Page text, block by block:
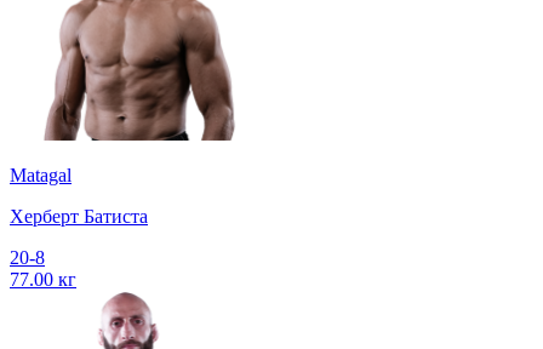
Matagal
Херберт Батиста
20-8
77.00 кг